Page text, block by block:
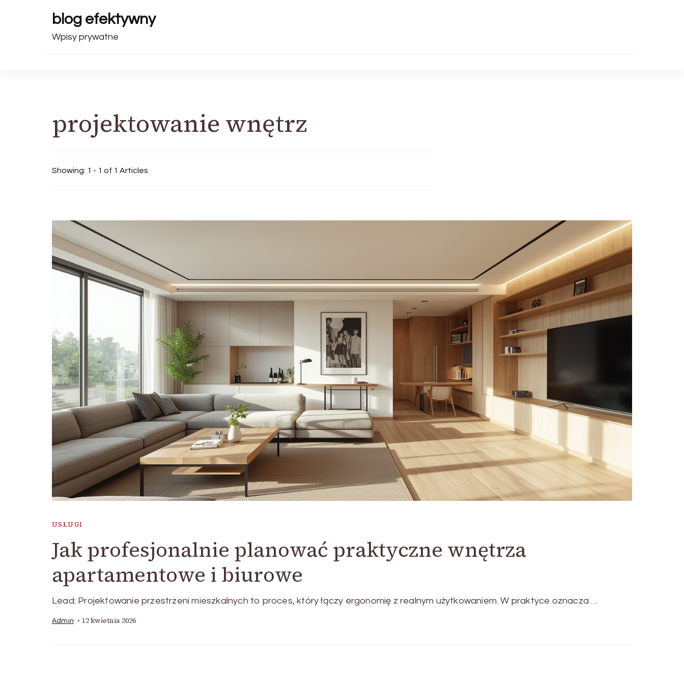
blog efektywny
Wpisy prywatne
projektowanie wnętrz
Showing: 1 - 1 of 1 Articles
USŁUGI
Jak profesjonalnie planować praktyczne wnętrza
apartamentowe i biurowe
Lead: Projektowanie przestrzeni mieszkalnych to proces, który łączy ergonomię z realnym użytkowaniem. W praktyce oznacza …
Admin 12 kwietnia 2026